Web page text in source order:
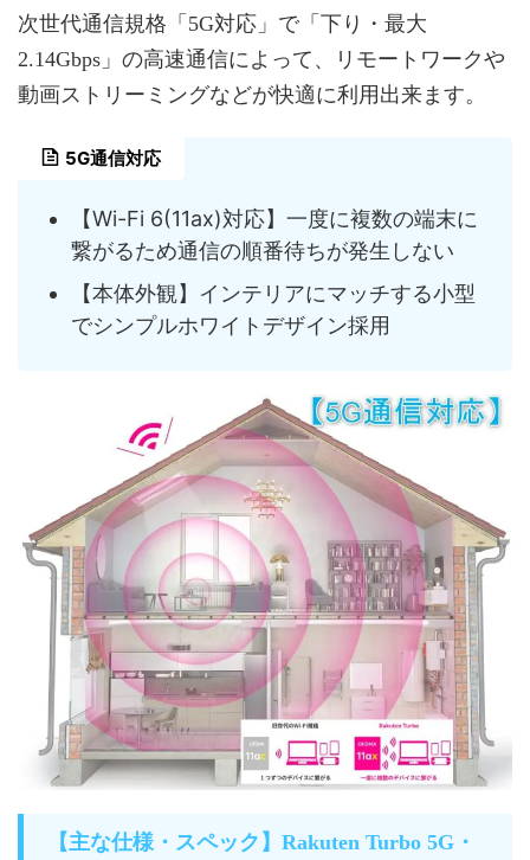
次世代通信規格「5G対応」で「下り・最大
2.14Gbps」の高速通信によって、リモートワークや
動画ストリーミングなどが快適に利用出来ます。
5G通信対応
【Wi-Fi 6(11ax)対応】一度に複数の端末に
繋がるため通信の順番待ちが発生しない
【本体外観】インテリアにマッチする小型
でシンプルホワイトデザイン採用
【主な仕様・スペック】Rakuten Turbo 5G・